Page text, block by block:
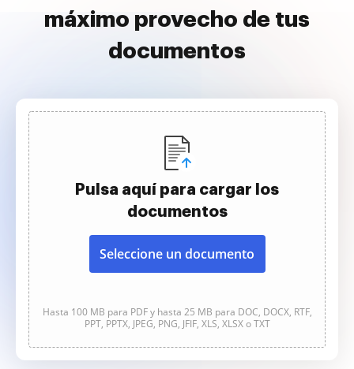
máximo provecho de tus
documentos
Pulsa aquí para cargar los
documentos
Seleccione un documento
Hasta 100 MB para PDF y hasta 25 MB para DOC, DOCX, RTF,
PPT, PPTX, JPEG, PNG, JFIF, XLS, XLSX o TXT